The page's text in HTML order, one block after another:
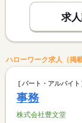
求
ハローワーク求人（掲
パート・アルバイト
事務
株式会社豊文堂